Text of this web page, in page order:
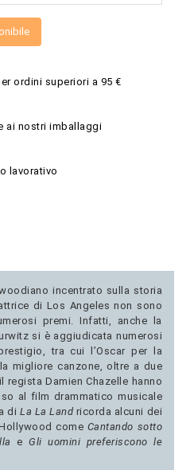
ordini superiori a 95 €
ai nostri imballaggi
lavorativo
incentrato sulla storia
di Los Angeles non sono
premi. Infatti, anche la
si è aggiudicata numerosi
tra cui l’Oscar per la
migliore canzone, oltre a due
regista Damien Chazelle hanno
al film drammatico musicale
di La La Landricorda alcuni dei
come Cantando sotto
e Gli uomini preferiscono le